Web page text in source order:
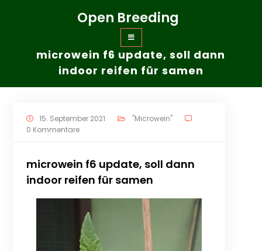
Open Breeding
microwein f6 update, soll dann
indoor reifen für samen
15. September 2021
"Microwein"
0 Kommentare
microwein f6 update, soll dann
indoor reifen für samen